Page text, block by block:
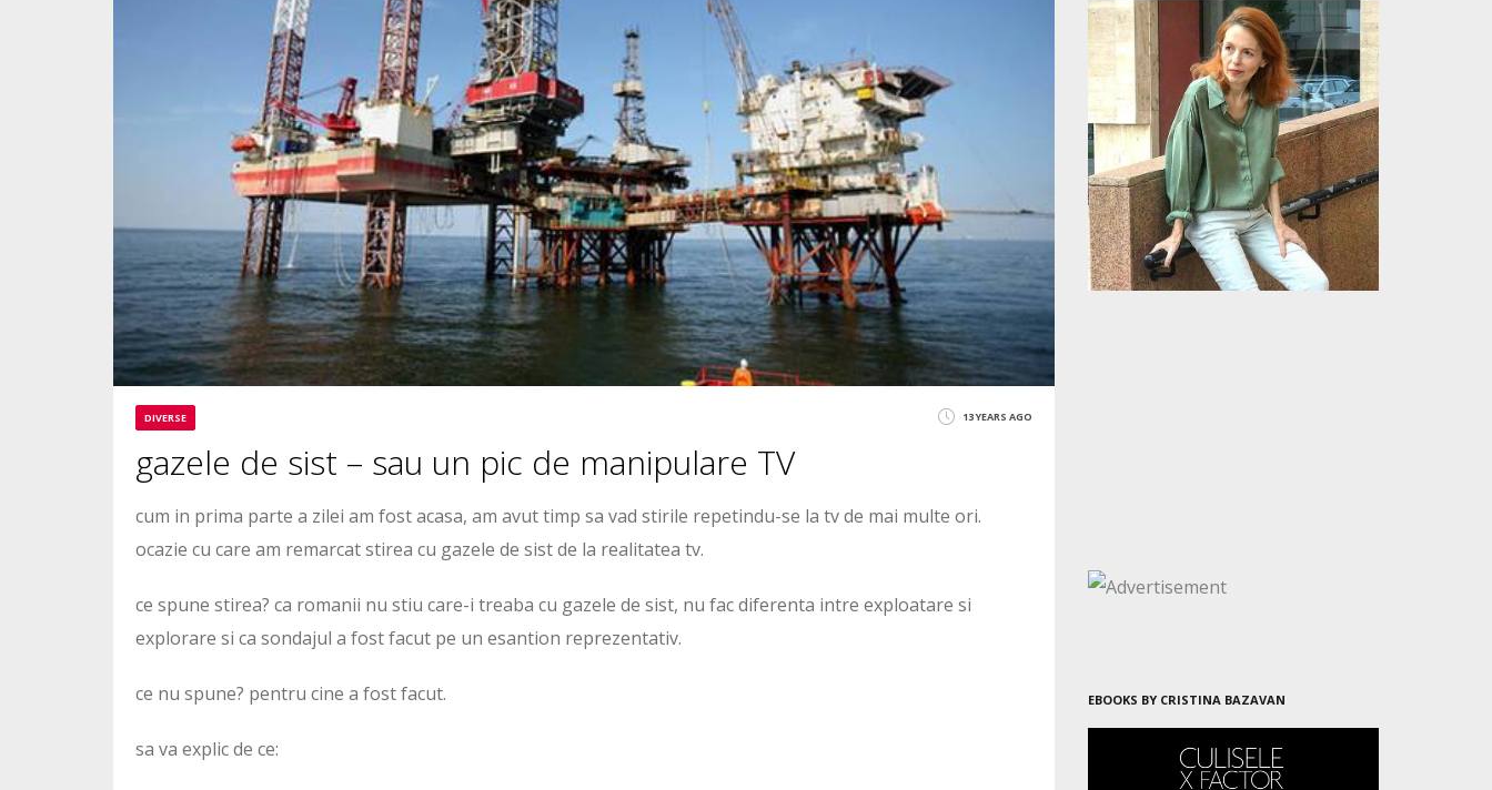
DIVERSE 13 YEARS AGO
gazele de sist – sau un pic de manipulare TV
cum in prima parte a zilei am fost acasa, am avut timp sa vad stirile repetindu-se la tv de mai multe ori.
ocazie cu care am remarcat stirea cu gazele de sist de la realitatea tv.
ce spune stirea? ca romanii nu stiu care-i treaba cu gazele de sist, nu fac diferenta intre exploatare si
explorare si ca sondajul a fost facut pe un esantion reprezentativ.
ce nu spune? pentru cine a fost facut.
sa va explic de ce:
EBOOKS BY CRISTINA BAZAVAN